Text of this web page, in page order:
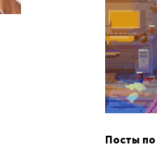
Посты